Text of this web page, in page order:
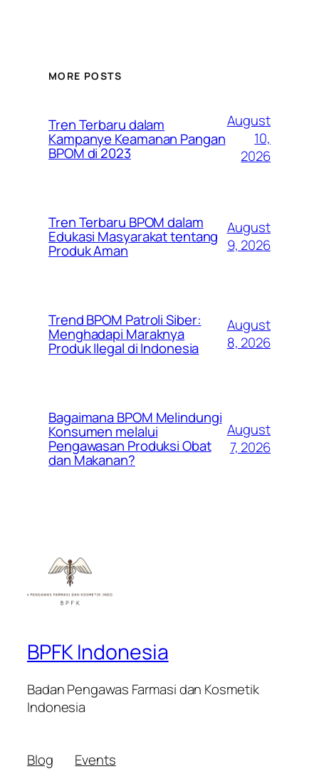
MORE POSTS
Tren Terbaru dalam
Kampanye Keamanan Pangan
BPOM di 2023
August
10,
2026
Tren Terbaru BPOM dalam
Edukasi Masyarakat tentang
Produk Aman
August
9, 2026
Trend BPOM Patroli Siber:
Menghadapi Maraknya
Produk Ilegal di Indonesia
August
8, 2026
Bagaimana BPOM Melindungi
Konsumen melalui
Pengawasan Produksi Obat
dan Makanan?
August
7, 2026
BPFK Indonesia
Badan Pengawas Farmasi dan Kosmetik
Indonesia
Blog
Events